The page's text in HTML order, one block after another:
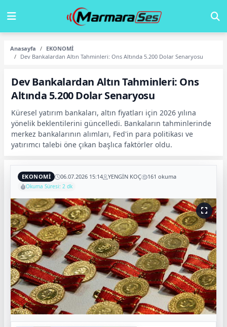
Anasayfa
EKONOMİ
Dev Bankalardan Altın Tahminleri: Ons Altında 5.200 Dolar Senaryosu
Dev Bankalardan Altın Tahminleri: Ons
Altında 5.200 Dolar Senaryosu
Küresel yatırım bankaları, altın fiyatları için 2026 yılına
yönelik beklentilerini güncelledi. Bankaların tahminlerinde
merkez bankalarının alımları, Fed'in para politikası ve
yatırımcı talebi öne çıkan başlıca faktörler oldu.
EKONOMİ 06.07.2026 15:14 YENGİN KOÇ 161 okuma
Okuma Süresi: 2 dk